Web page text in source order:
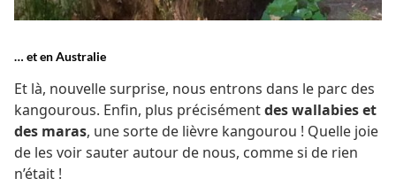
… et en Australie
Et là, nouvelle surprise, nous entrons dans le parc des
kangourous. Enfin, plus précisémentdes wallabies et
des maras, une sorte de lièvre kangourou ! Quelle joie
de les voir sauter autour de nous, comme si de rien
n’était !